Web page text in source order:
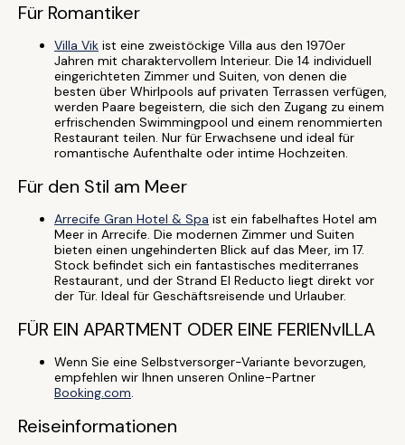
Für Romantiker
Villa Vik ist eine zweistöckige Villa aus den 1970er
Jahren mit charaktervollem Interieur. Die 14 individuell
eingerichteten Zimmer und Suiten, von denen die
besten über Whirlpools auf privaten Terrassen verfügen,
werden Paare begeistern, die sich den Zugang zu einem
erfrischenden Swimmingpool und einem renommierten
Restaurant teilen. Nur für Erwachsene und ideal für
romantische Aufenthalte oder intime Hochzeiten.
Für den Stil am Meer
Arrecife Gran Hotel & Spa ist ein fabelhaftes Hotel am
Meer in Arrecife. Die modernen Zimmer und Suiten
bieten einen ungehinderten Blick auf das Meer, im 17.
Stock befindet sich ein fantastisches mediterranes
Restaurant, und der Strand El Reducto liegt direkt vor
der Tür. Ideal für Geschäftsreisende und Urlauber.
FÜR EIN APARTMENT ODER EINE FERIENvILLA
Wenn Sie eine Selbstversorger-Variante bevorzugen,
empfehlen wir Ihnen unseren Online-Partner
Booking.com.
Reiseinformationen